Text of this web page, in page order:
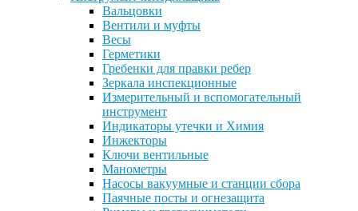
Вальцовки
Вентили и муфты
Весы
Герметики
Гребенки для правки ребер
Зеркала инспекционные
Измерительный и вспомогательный
инструмент
Индикаторы утечки и Химия
Инжекторы
Ключи вентильные
Манометры
Насосы вакуумные и станции сбора
Паячные посты и огнезащита